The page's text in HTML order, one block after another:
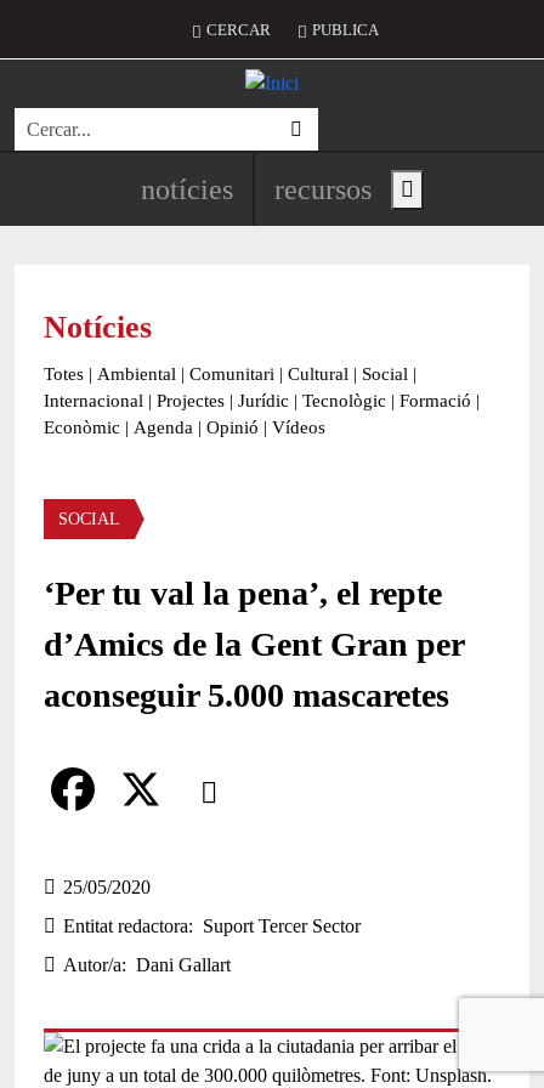
Menú del compte d'usuari
CERCAR PUBLICA
Cerca
Navegació principal de
notícies recursos Show main menu
Notícies
Totes | Ambiental | Comunitari | Cultural | Social |
Internacional | Projectes | Jurídic | Tecnològic | Formació |
Econòmic | Agenda | Opinió | Vídeos
Àmbit de la notícia
SOCIAL
‘Per tu val la pena’, el repte
d’Amics de la Gent Gran per
aconseguir 5.000 mascaretes
Comparteix
a
c
e
o
25/05/2020
Entitat redactora
Suport Tercer Sector
Autor/a
Dani Gallart